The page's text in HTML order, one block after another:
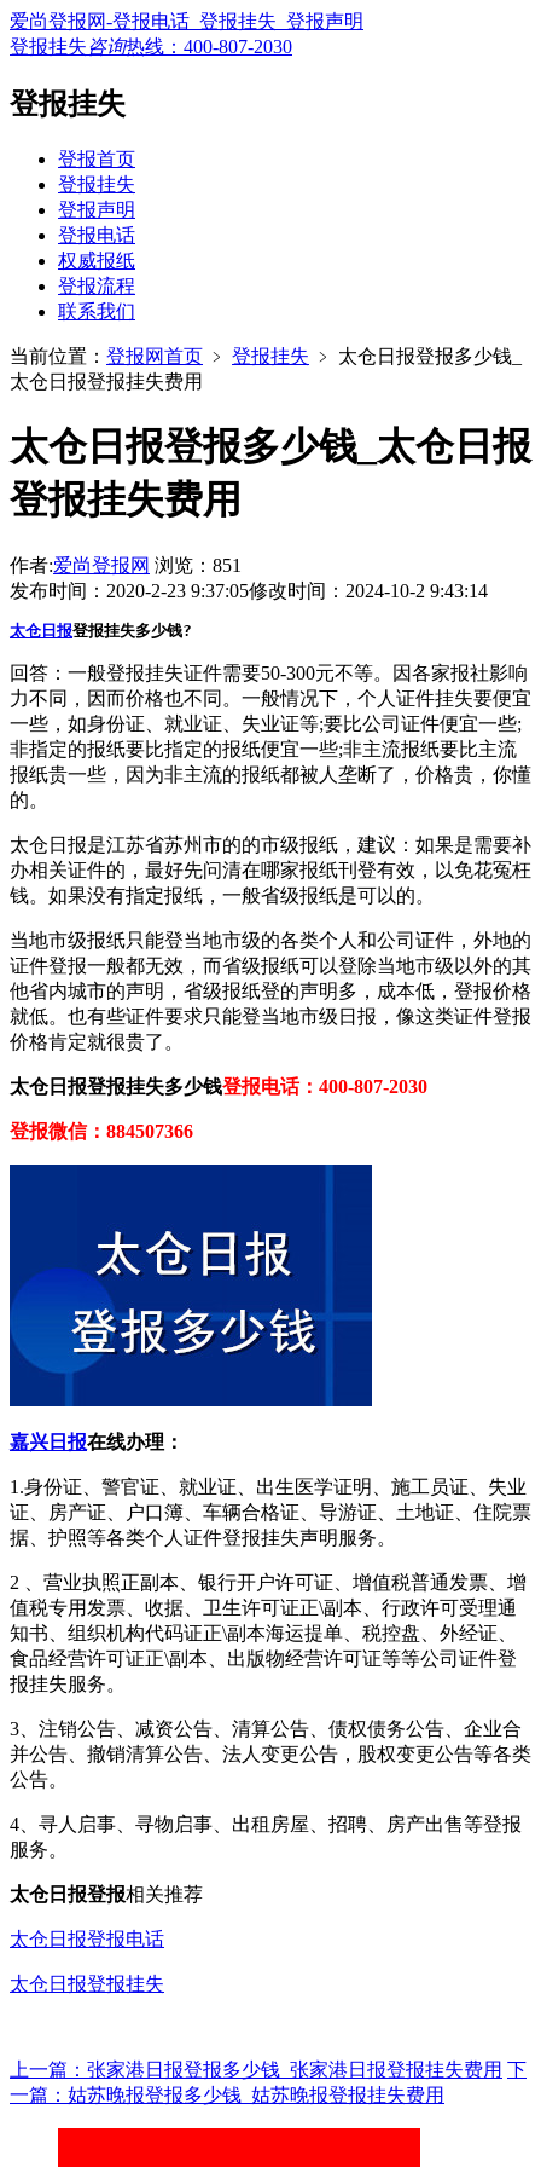
爱尚登报网-登报电话_登报挂失_登报声明
登报挂失咨询热线： 400-807-2030
登报挂失
登报首页
登报挂失
登报声明
登报电话
权威报纸
登报流程
联系我们
当前位置： 登报网首页 ﹥ 登报挂失 ﹥ 太仓日报登报多少钱_
太仓日报登报挂失费用
太仓日报登报多少钱_太仓日报
登报挂失费用
作者:爱尚登报网 浏览：851
发布时间：2020-2-23 9:37:05修改时间：2024-10-2 9:43:14
太仓日报登报挂失多少钱?
回答：一般登报挂失证件需要50-300元不等。因各家报社影响
力不同，因而价格也不同。一般情况下，个人证件挂失要便宜
一些，如身份证、就业证、失业证等;要比公司证件便宜一些;
非指定的报纸要比指定的报纸便宜一些;非主流报纸要比主流
报纸贵一些，因为非主流的报纸都被人垄断了，价格贵，你懂
的。
太仓日报是江苏省苏州市的的市级报纸，建议：如果是需要补
办相关证件的，最好先问清在哪家报纸刊登有效，以免花冤枉
钱。如果没有指定报纸，一般省级报纸是可以的。
当地市级报纸只能登当地市级的各类个人和公司证件，外地的
证件登报一般都无效，而省级报纸可以登除当地市级以外的其
他省内城市的声明，省级报纸登的声明多，成本低，登报价格
就低。也有些证件要求只能登当地市级日报，像这类证件登报
价格肯定就很贵了。
太仓日报登报挂失多少钱登报电话：400-807-2030
登报微信：884507366
嘉兴日报在线办理：
1.身份证、警官证、就业证、出生医学证明、施工员证、失业
证、房产证、户口簿、车辆合格证、导游证、土地证、住院票
据、护照等各类个人证件登报挂失声明服务。
2 、营业执照正副本、银行开户许可证、增值税普通发票、增
值税专用发票、收据、卫生许可证正\副本、行政许可受理通
知书、组织机构代码证正\副本海运提单、税控盘、外经证、
食品经营许可证正\副本、出版物经营许可证等等公司证件登
报挂失服务。
3、注销公告、减资公告、清算公告、债权债务公告、企业合
并公告、撤销清算公告、法人变更公告，股权变更公告等各类
公告。
4、寻人启事、寻物启事、出租房屋、招聘、房产出售等登报
服务。
太仓日报登报相关推荐
太仓日报登报电话
太仓日报登报挂失
上一篇：张家港日报登报多少钱_张家港日报登报挂失费用 下
一篇：姑苏晚报登报多少钱_姑苏晚报登报挂失费用